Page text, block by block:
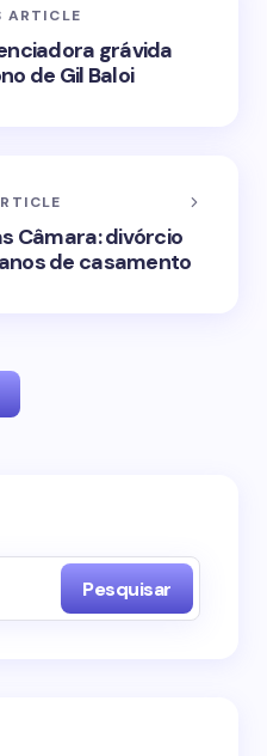
ARTICLE
grávida
de Gil Baloi
Câmara: divórcio
de casamento
será publicado.
Pesquisar